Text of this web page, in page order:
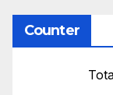
Counter